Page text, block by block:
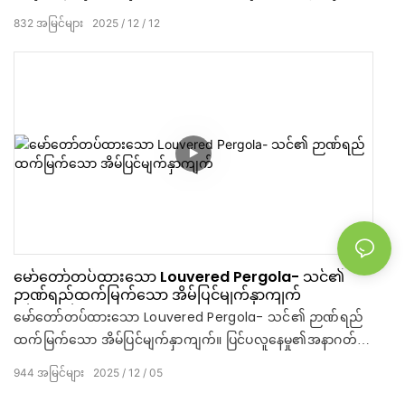
မဟုတ် ဆောင်းရာသီ နောက်ဖေးခြံ အတွေ့အကြုံတွေကို မျှဝေပေး
2025 12 12
832 အမြင်များ
မော်တော်တပ်ထားသော Louvered Pergola- သင်၏
ဉာဏ်ရည်ထက်မြက်သော အိမ်ပြင်မျက်နှာကျက်
မော်တော်တပ်ထားသော Louvered Pergola- သင်၏ ဉာဏ်ရည်
ထက်မြက်သော အိမ်ပြင်မျက်နှာကျက်။ ပြင်ပလူနေမှု၏အနာဂတ်ကို
ခံစားပါ။
2025 12 05
944 အမြင်များ